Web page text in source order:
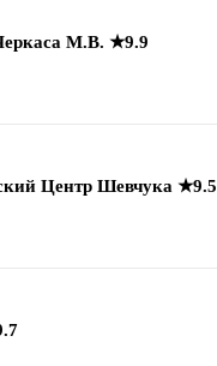
М.В. ★9.9
Центр Шевчука ★9.5